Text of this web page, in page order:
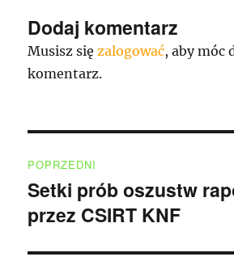
Dodaj komentarz
Musisz sięzalogować, aby móc
komentarz.
wpisu
POPRZEDNI
Poprzedni
wpis:
Setki prób oszustw
przez CSIRT KNF